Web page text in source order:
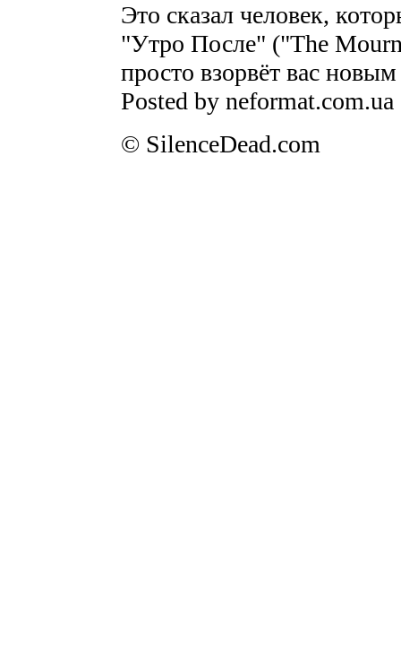
Это сказал человек,
"Утро После" ("The
просто взорвёт вас
Posted by neformat.com.ua
© SilenceDead.com